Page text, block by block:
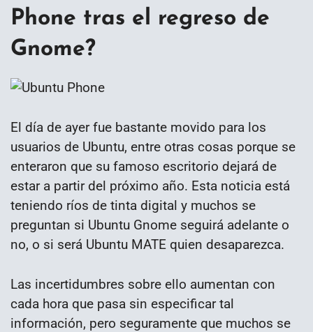
Phone tras el regreso de
Gnome?
El día de ayer fue bastante movido para los
usuarios de Ubuntu, entre otras cosas porque se
enteraron que su famoso escritorio dejará de
estar a partir del próximo año. Esta noticia está
teniendo ríos de tinta digital y muchos se
preguntan si Ubuntu Gnome seguirá adelante o
no, o si será Ubuntu MATE quien desaparezca.
Las incertidumbres sobre ello aumentan con
cada hora que pasa sin especificar tal
información, pero seguramente que muchos se